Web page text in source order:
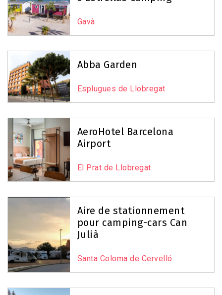
5
7
−
Gavà
Abba Garden
Esplugues de Llobregat
AeroHotel Barcelona
Airport
El Prat de Llobregat
Aire de stationnement
pour camping-cars Can
Julià
Santa Coloma de Cervelló